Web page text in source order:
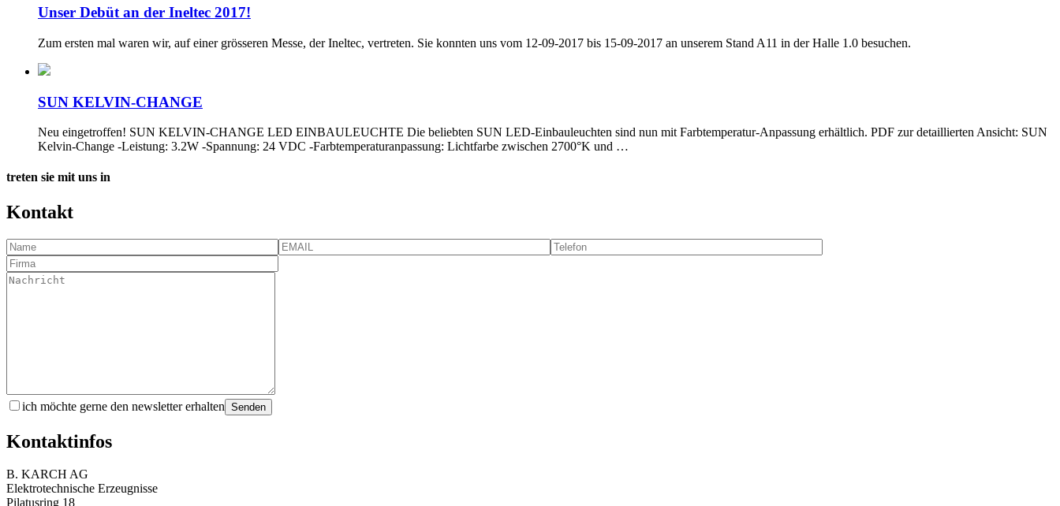
Unser Debüt an der Ineltec 2017!
Zum ersten mal waren wir, auf einer grösseren Messe, der Ineltec, vertreten. Sie konnten uns vom 12-09-2017 bis 15-09-2017 an unserem Stand A11 in der Halle 1.0 besuchen.
SUN KELVIN-CHANGE
Neu eingetroffen! SUN KELVIN-CHANGE LED EINBAULEUCHTE Die beliebten SUN LED-Einbauleuchten sind nun mit Farbtemperatur-Anpassung erhältlich. PDF zur detaillierten Ansicht: SUN
Kelvin-Change -Leistung: 3.2W -Spannung: 24 VDC -Farbtemperaturanpassung: Lichtfarbe zwischen 2700°K und …
treten sie mit uns in
Kontakt
ich möchte gerne den newsletter erhalten
Kontaktinfos
B. KARCH AG
Elektrotechnische Erzeugnisse
Pilatusring 18